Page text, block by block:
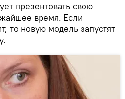
презентовать свою
время. Если
то новую модель запустят